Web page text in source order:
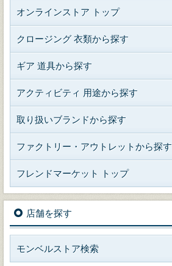
オンラインストア トップ
クロージング 衣類から探す
ギア 道具から探す
アクティビティ 用途から探す
取り扱いブランドから探す
ファクトリー・アウトレットから探す
フレンドマーケット トップ
店舗を探す
モンベルストア検索